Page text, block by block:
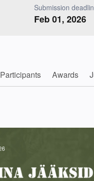
Submission
Feb 01, 2026
Participants Awards